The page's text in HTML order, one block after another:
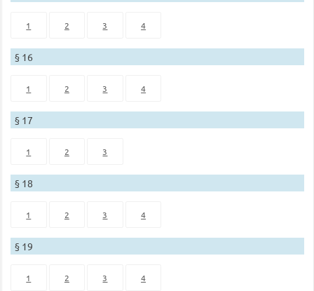
1 2 3 4
§ 16
1 2 3 4
§ 17
1 2 3
§ 18
1 2 3 4
§ 19
1 2 3 4